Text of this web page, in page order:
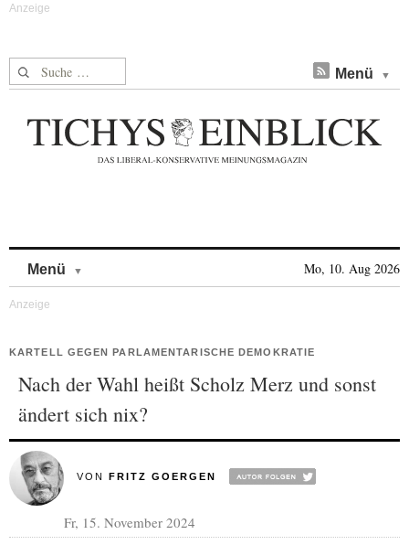
Suche nach: Menü
Menü Mo, 10. Aug 2026
KARTELL GEGEN PARLAMENTARISCHE DEMOKRATIE
Nach der Wahl heißt Scholz Merz und sonst
ändert sich nix?
VON FRITZ GOERGEN
Fr, 15. November 2024